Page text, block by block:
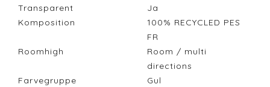
Transparent
Ja
Komposition
100% RECYCLED PES
FR
Roomhigh
Room / multi
directions
Farvegruppe
Gul